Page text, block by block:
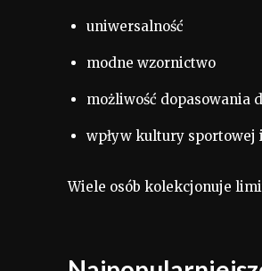
uniwersalność
modne wzornictwo
możliwość dopasowania
wpływ kultury sportowej
Wiele osób kolekcjonuje